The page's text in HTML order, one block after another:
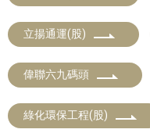
立揚通運(股)
偉聯六九碼頭
綠化環保工程(股)